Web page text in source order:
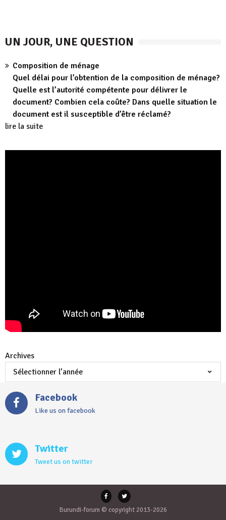
UN JOUR, UNE QUESTION
Composition de ménage
Quel délai pour l’obtention de la composition de ménage?
Quelle est l’autorité compétente pour délivrer le
document? Combien cela coûte? Dans quelle situation le
document est il susceptible d’être réclamé?
lire la suite
Archives
Facebook
Like us on facebook
Twitter
Tweet us on twitter
Burundi-forum © copyright 2013-2026